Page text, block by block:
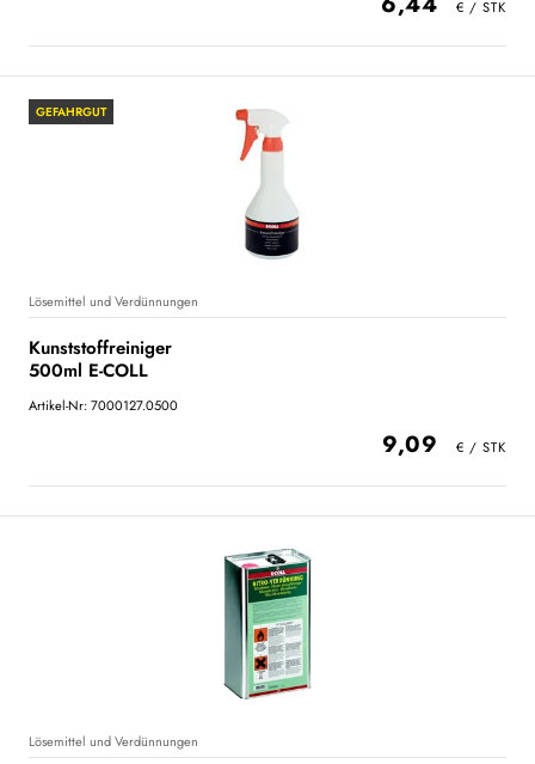
GEFAHRGUT
Lösemittel und Verdünnungen
Kunststoffreiniger
500ml E-COLL
Artikel-Nr: 7000127.0500
9,09
Lösemittel und Verdünnungen